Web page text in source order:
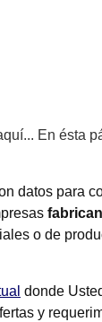
En ésta
datos para
o de
donde
y